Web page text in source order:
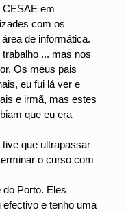
CESAE em
com os
de informática.
... mas nos
Os meus pais
eu fui lá ver e
e irmã, mas estes
que eu era
que ultrapassar
o curso com
Porto. Eles
e tenho uma